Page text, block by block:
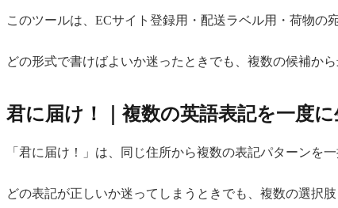
このツールは、ECサイト登録用・配送ラベル用・荷物の
どの形式で書けばよいか迷ったときでも、複数の候補か
君に届け！｜複数の英語表記を一度に
「君に届け！」は、同じ住所から複数の表記パターンを
どの表記が正しいか迷ってしまうときでも、複数の選択